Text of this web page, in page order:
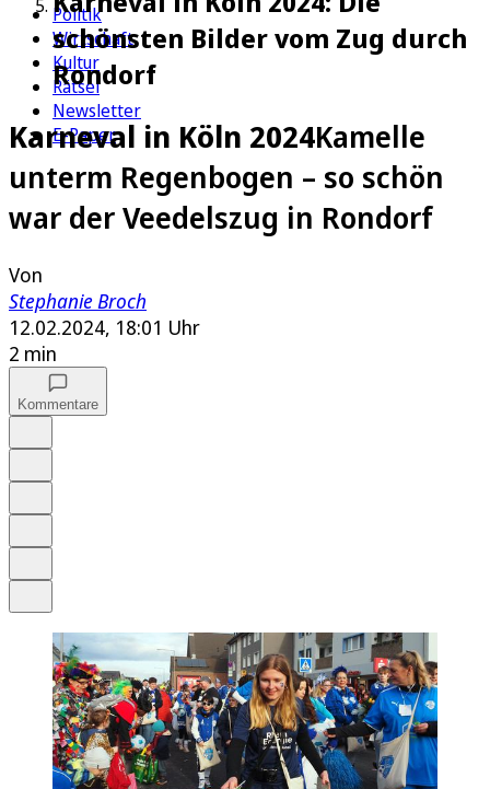
Politik
Wirtschaft
Kultur
Rätsel
Newsletter
E-Paper
schönsten Bilder vom Zug durch
Rondorf
Karneval in Köln 2024Kamelle
unterm Regenbogen – so schön
war der Veedelszug in Rondorf
Von
Stephanie Broch
12.02.2024, 18:01 Uhr
2 min
Kommentare